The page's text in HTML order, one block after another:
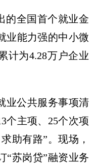
的全国首个就业金
业能力强的中小微
计为4.28万户企业
业公共服务事项清
个主项、25个次项
助有路”。现场，
“苏岗贷”融资业务